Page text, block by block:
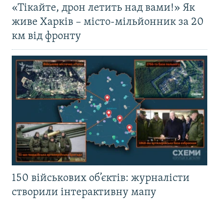
«Тікайте, дрон летить над вами!» Як
живе Харків – місто-мільйонник за 20
км від фронту
150 військових об’єктів: журналісти
створили інтерактивну мапу